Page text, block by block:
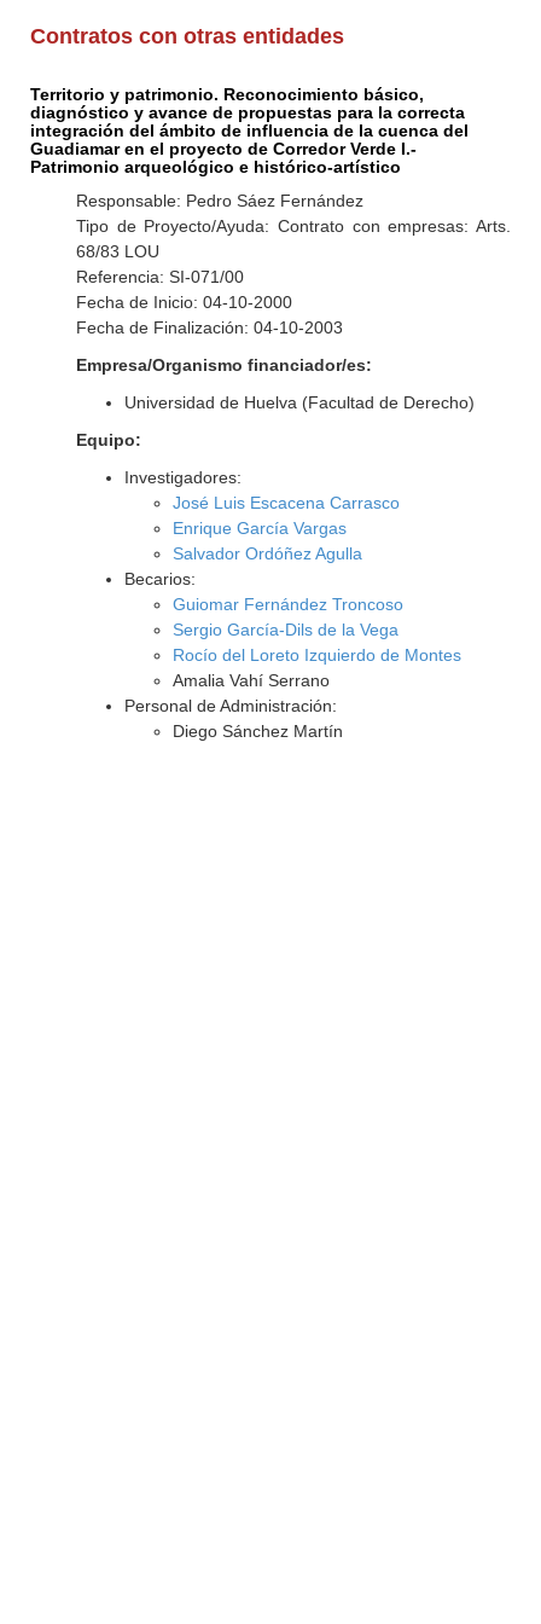
Contratos con otras entidades
Territorio y patrimonio. Reconocimiento básico,
diagnóstico y avance de propuestas para la correcta
integración del ámbito de influencia de la cuenca del
Guadiamar en el proyecto de Corredor Verde I.-
Patrimonio arqueológico e histórico-artístico
Responsable: Pedro Sáez Fernández
Tipo de Proyecto/Ayuda: Contrato con empresas: Arts.
68/83 LOU
Referencia: SI-071/00
Fecha de Inicio: 04-10-2000
Fecha de Finalización: 04-10-2003
Empresa/Organismo financiador/es:
Universidad de Huelva (Facultad de Derecho)
Equipo:
Investigadores:
José Luis Escacena Carrasco
Enrique García Vargas
Salvador Ordóñez Agulla
Becarios:
Guiomar Fernández Troncoso
Sergio García-Dils de la Vega
Rocío del Loreto Izquierdo de Montes
Amalia Vahí Serrano
Personal de Administración:
Diego Sánchez Martín